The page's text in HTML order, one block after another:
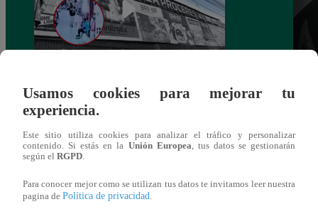
Asesinan a comerciante ferretero dentro de
galería en San Juan de Lurigancho
También te puede
Usamos cookies para mejorar tu
experiencia.
Este sitio utiliza cookies para analizar el tráfico y personalizar
contenido. Si estás en la Unión Europea, tus datos se gestionarán
según el RGPD.
Para conocer mejor como se utilizan tus datos te invitamos leer nuestra
pagina de Política de privacidad.